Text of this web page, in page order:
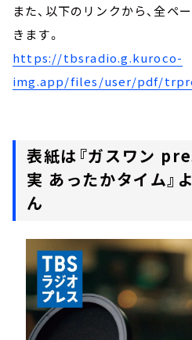
また、以下のリンクから、全ペ
きます。
https://tbsradio.g.kuroco-
img.app/files/user/pdf/
表紙は『ガスワン
実 あったかタイム』
ん